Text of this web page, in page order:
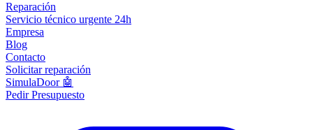
Reparación
Servicio técnico urgente 24h
Empresa
Blog
Contacto
Solicitar reparación
SimulaDoor 🤖
Pedir Presupuesto